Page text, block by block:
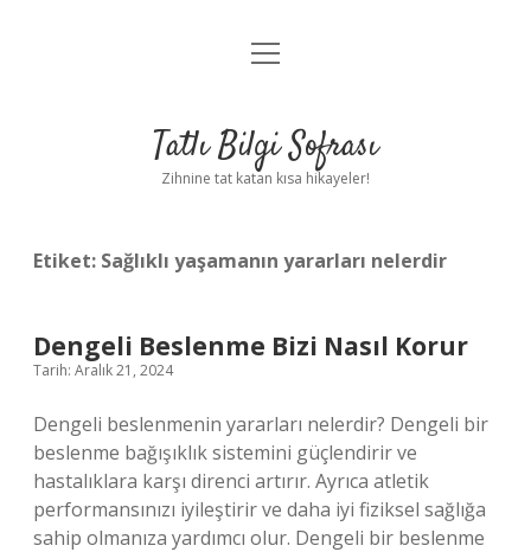
Anasayfa
Yasal Uyarı
menüyü
Tatlı Bilgi Sofrası
Zihnine tat katan kısa hikayeler!
Etiket: Sağlıklı yaşamanın yararları nelerdir
Dengeli Beslenme Bizi Nasıl Korur
Tarih: Aralık 21, 2024
Dengeli beslenmenin yararları nelerdir? Dengeli bir
beslenme bağışıklık sistemini güçlendirir ve
hastalıklara karşı direnci artırır. Ayrıca atletik
performansınızı iyileştirir ve daha iyi fiziksel sağlığa
sahip olmanıza yardımcı olur. Dengeli bir beslenme